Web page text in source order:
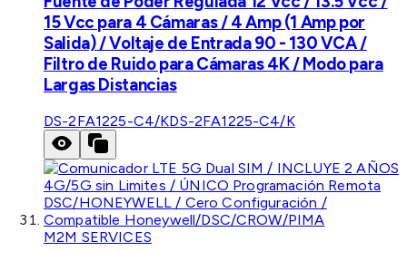
15 Vcc para 4 Cámaras / 4 Amp (1 Amp por
Salida) / Voltaje de Entrada 90 - 130 VCA /
Filtro de Ruido para Cámaras 4K / Modo para
Largas Distancias
DS-2FA1225-C4/KDS-2FA1225-C4/K
M2M SERVICES